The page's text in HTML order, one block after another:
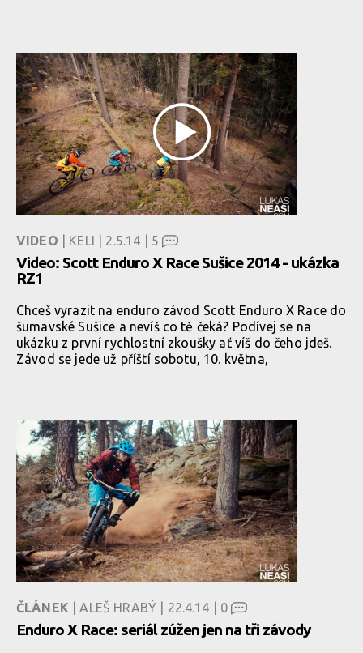
VIDEO | KELI | 2.5.14 | 5
Video: Scott Enduro X Race Sušice 2014 - ukázka
RZ1
Chceš vyrazit na enduro závod Scott Enduro X Race do
šumavské Sušice a nevíš co tě čeká? Podívej se na
ukázku z první rychlostní zkoušky ať víš do čeho jdeš.
Závod se jede už příští sobotu, 10. května,
ČLÁNEK | ALEŠ HRABÝ | 22.4.14 | 0
Enduro X Race: seriál zúžen jen na tři závody